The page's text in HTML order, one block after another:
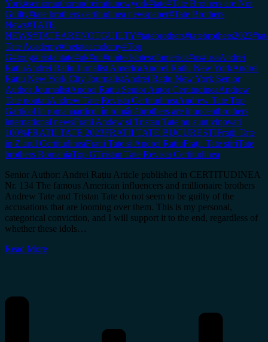
York#seniorauthorandreiratiunewyork#tate#Tate Brothers are Not
Guilty#tate brothers certitudinea newspaper#Tate Brothers
News#TATE
NEWS#TATEARENOTGUILTY#tatebrothers#tatebrothers2023
Tate Academy#thetateacademy#Top
G#topg#tristantate#uk#un#unitedstatesofamerica#us#usaAndrei
RatiuAndrei Ratiu Jurnalist AmericaAndrei Ratiu New YorkAndrei
Ratiu New York City JournalistAndrei Rațiu New York Senior
Author JournalistAndrei Ratiu Senior Autor CertitudineaAndrew
Tate noutatiAndrew Tate Revista CertitudineaAndrew Tate Top
Garticol in romanaarticol în românăbrothers are innocentbrothers
international newsFratii Andew si Tristan Tate nu sunt vinovati
100%FRATII TATE 2023FRATII TATE BUCURESTIFrații Tate
in Ziarul CertitudineaFratii Tate si Andrei RatiuFrații Tate stiriTate
brothers RomaniaTop GTristan Tate Revista Certitudinea
Senior Author: Andrei Rațiu Article published in CERTITUDINEA
Nr. 134 The famous American influencers and millionaire brothers
Andrew Tate and Tristan Tate do not seem to be guilty of the
accusations that are looming over them. This is my personal,
categorical conviction, and I will support it to the end, regardless of
whether these idols…
Read More